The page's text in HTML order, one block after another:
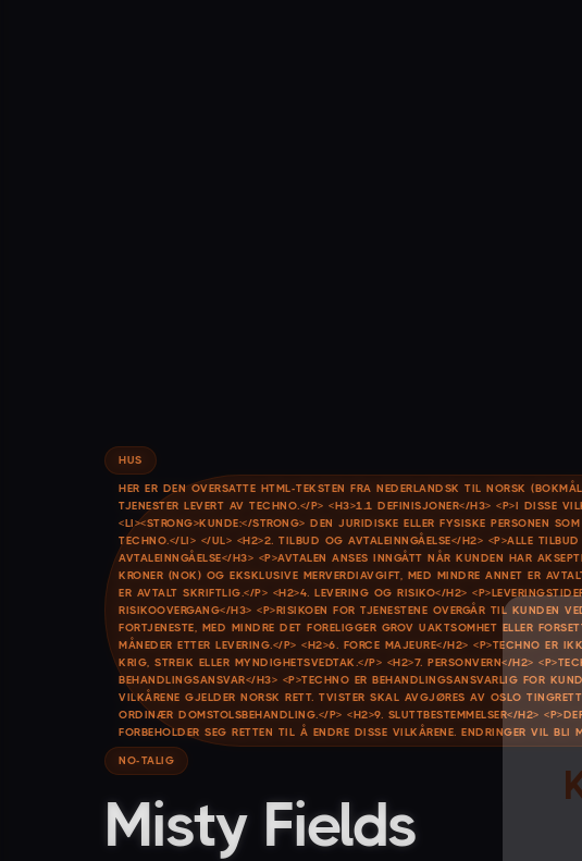
HUS
HER ER DEN OVERSATTE HTML-TEKSTEN FRA NEDERLANDSK TIL NORSK
TJENESTER LEVERT AV TECHNO.</P> <H3>1.1 DEFINISJONER</H3> <P>I DISSE
<LI><STRONG>KUNDE:</STRONG> DEN JURIDISKE ELLER FYSISKE PERSONEN
TECHNO.</LI> </UL> <H2>2. TILBUD OG AVTALEINNGÅELSE</H2> <P>ALLE
AVTALEINNGÅELSE</H3> <P>AVTALEN ANSES INNGÅTT NÅR KUNDEN HAR
KRONER (NOK) OG EKSKLUSIVE MERVERDIAVGIFT, MED MINDRE ANNET ER
ER AVTALT SKRIFTLIG.</P> <H2>4. LEVERING OG RISIKO</H2>
RISIKOOVERGANG</H3> <P>RISIKOEN FOR TJENESTENE OVERGÅR TIL KUNDEN
FORTJENESTE, MED MINDRE DET FORELIGGER GROV UAKTSOMHET ELLER
MÅNEDER ETTER LEVERING.</P> <H2>6. FORCE MAJEURE</H2> <P>TECHNO ER
KRIG, STREIK ELLER MYNDIGHETSVEDTAK.</P> <H2>7. PERSONVERN</H2>
BEHANDLINGSANSVAR</H3> <P>TECHNO ER BEHANDLINGSANSVARLIG FOR
VILKÅRENE GJELDER NORSK RETT. TVISTER SKAL AVGJØRES AV OSLO
ORDINÆR DOMSTOLSBEHANDLING.</P> <H2>9. SLUTTBESTEMMELSER</H2>
FORBEHOLDER SEG RETTEN TIL Å ENDRE DISSE VILKÅRENE. ENDRINGER VIL BLI
NO-TALIG
Misty Fields